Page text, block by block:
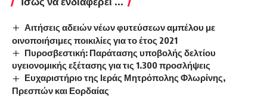
Αιτήσεις αδειών νέων φυτεύσεων αμπέλου με
οινοποιήσιμες ποικιλίες για το έτος 2021
Πυροσβεστική: Παράτασης υποβολής δελτίου
υγειονομικής εξέτασης για τις 1.300 προσλήψεις
Ευχαριστήριο της Ιεράς Μητρόπολης Φλωρίνης,
Πρεσπών και Εορδαίας